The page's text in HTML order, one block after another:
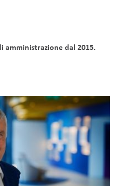
amministrazione dal 2015.